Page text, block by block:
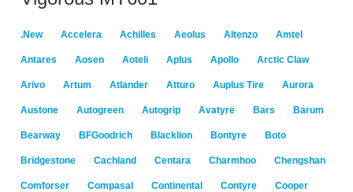
.New Accelera Achilles Aeolus Altenzo Amtel
Antares Aosen Aoteli Aplus Apollo Arctic Claw
Arivo Artum Atlander Atturo Auplus Tire Aurora
Austone Autogreen Autogrip Avatyre Bars Barum
Bearway BFGoodrich Blacklion Bontyre Boto
Bridgestone Cachland Centara Charmhoo Chengshan
Comforser Compasal Continental Contyre Cooper